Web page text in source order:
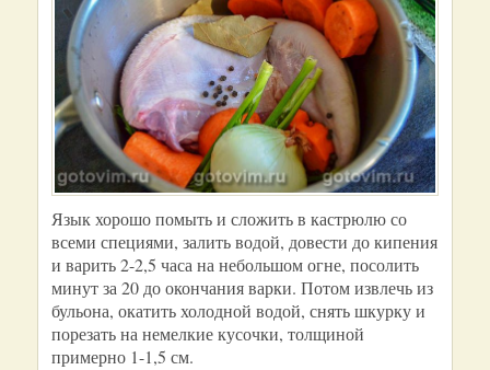
Язык хорошо помыть и сложить в кастрюлю со
всеми специями, залить водой, довести до кипения
и варить 2-2,5 часа на небольшом огне, посолить
минут за 20 до окончания варки. Потом извлечь из
бульона, окатить холодной водой, снять шкурку и
порезать на немелкие кусочки, толщиной
примерно 1-1,5 см.